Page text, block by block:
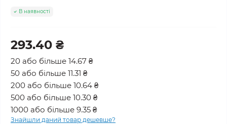
В наявності
293.40 ₴
20 або більше 14.67 ₴
50 або більше 11.31 ₴
200 або більше 10.64 ₴
500 або більше 10.30 ₴
1000 або більше 9.35 ₴
Знайшли даний товар дешевше?